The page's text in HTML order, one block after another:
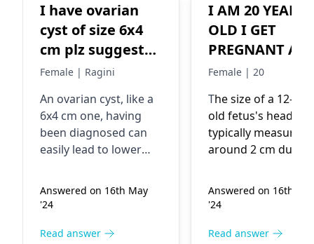
I have ovarian
cyst of size 6x4
cm plz suggest
me medicine
Female | Ragini
An ovarian cyst, like a
6x4 cm one, having
been diagnosed can
easily lead to lower
and menstrual
irregularities. Ovarian
egg is not released
Answered on 16th May
'24
Read answer
I AM 20 YEARS
OLD I GET
PREGNANT
HAVE 12
IN THE SCAN
BABY HEAD
SHOWING 2 CM
PLEASE TELL
Female | 20
The size of a 12-
old fetus's head
typically measures
around 2 cm
undergoes rapid
development
measurements are
Answered on 16th
'24
Read answer